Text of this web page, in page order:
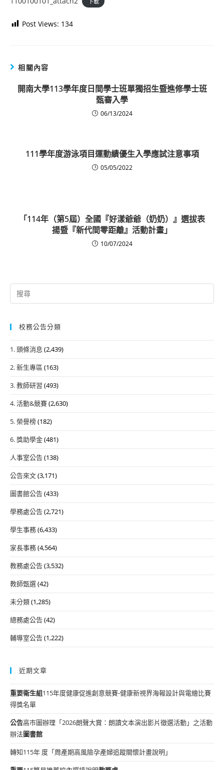
Post Views: 134
相關內容
開南大學113學年度日間學士班單獨招生暨進修學士班
甄審入學
06/13/2024
111學年度游泳項目運動績優生入學應試注意事項
05/05/2022
「114年（第5屆）全國『好漾爺爺（奶奶）』選拔表
揚暨『新代間零距離』活動計畫」
10/07/2024
Search
for:
校務公告分類
1. 頭條消息 (2,439)
2. 新生專區 (163)
3. 教師研習 (493)
4. 活動&競賽(2,630)
5. 榮譽榜(182)
6. 獎助學金(481)
人事室公告(138)
公告來文(3,171)
圖書館公告(433)
學務處公告(2,721)
學生事務(6,433)
家長事務(4,564)
教務處公告(3,532)
教師甄選(42)
未分類(1,285)
總務處公告(42)
輔導室公告(1,222)
近期文章
重要衛生組115年度健康促進創意競賽-健康新視界海報設計與電繪比賽
得獎名單
公告高市圖辦理「2026朗聲大賞：朗讀文本演出影片徵選活動」之活動
辦法圖書館
轉知115年 度「周產期高風險孕產婦追蹤關懷計畫說明」